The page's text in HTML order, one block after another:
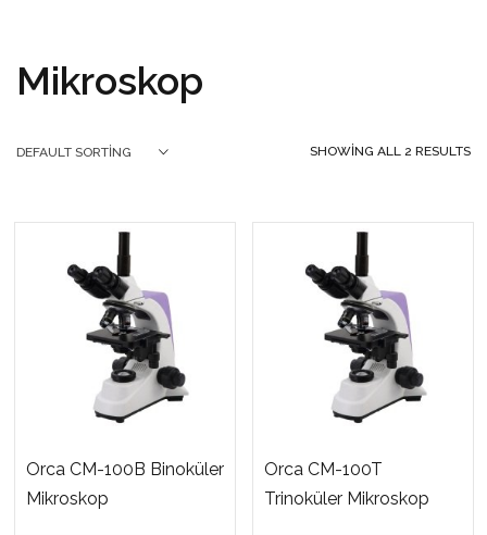
Mikroskop
SHOWING ALL 2 RESULTS
DEFAULT SORTING
Orca CM-100B Binoküler
Mikroskop
Orca CM-100T
Trinoküler Mikroskop